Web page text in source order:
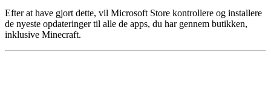
Efter at have gjort dette, vil Microsoft Store kontrollere og installere
de nyeste opdateringer til alle de apps, du har gennem butikken,
inklusive Minecraft.